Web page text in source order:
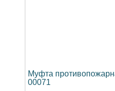
Муфта
00071